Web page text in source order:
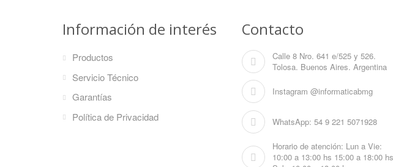
Información de interés
Productos
Servicio Técnico
Garantías
Política de Privacidad
Contacto
Calle 8 Nro. 641 e/525 y 526.
Tolosa. Buenos Aires. Argentina
Instagram @informaticabmg
WhatsApp: 54 9 221 5071928
Horario de atención: Lun a Vie:
10:00 a 13:00 hs 15:00 a 18:00